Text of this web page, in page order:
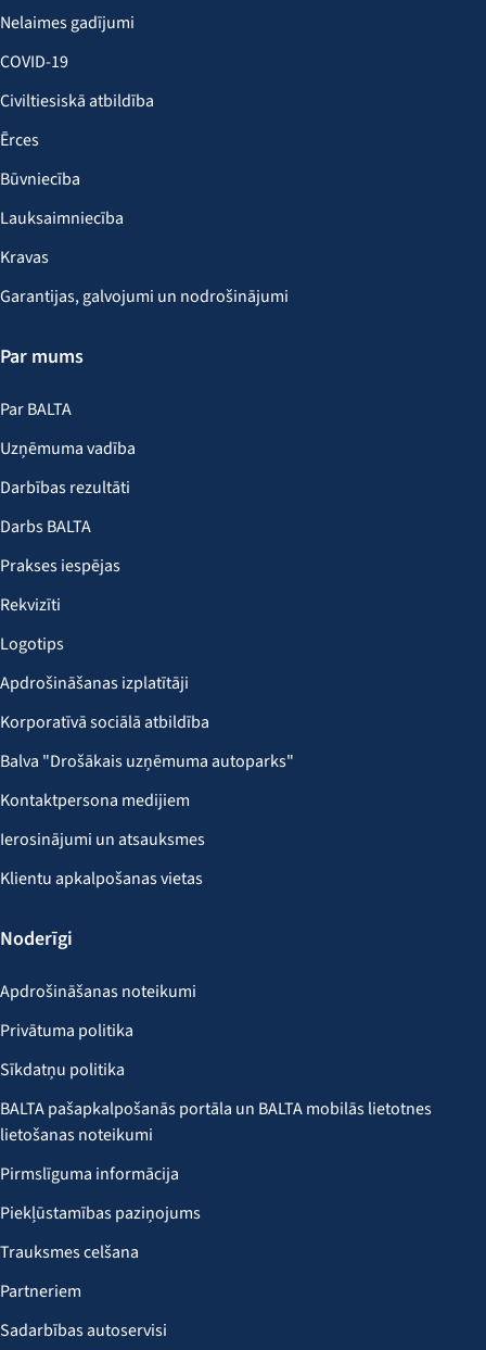
Nelaimes gadījumi
COVID-19
Civiltiesiskā atbildība
Ērces
Būvniecība
Lauksaimniecība
Kravas
Garantijas, galvojumi un nodrošinājumi
Par mums
Par BALTA
Uzņēmuma vadība
Darbības rezultāti
Darbs BALTA
Prakses iespējas
Rekvizīti
Logotips
Apdrošināšanas izplatītāji
Korporatīvā sociālā atbildība
Balva "Drošākais uzņēmuma autoparks"
Kontaktpersona medijiem
Ierosinājumi un atsauksmes
Klientu apkalpošanas vietas
Noderīgi
Apdrošināšanas noteikumi
Privātuma politika
Sīkdatņu politika
BALTA pašapkalpošanās portāla un BALTA mobilās lietotnes
lietošanas noteikumi
Pirmslīguma informācija
Piekļūstamības paziņojums
Trauksmes celšana
Partneriem
Sadarbības autoservisi